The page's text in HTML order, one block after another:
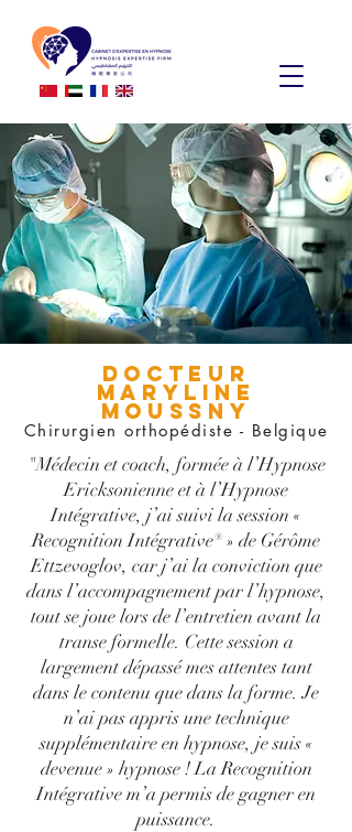
Docteur
MARYLINE
MOUSSNY
Chirurgien orthopédiste - Belgique
"Médecin et coach, formée à l’Hypnose
Ericksonienne et à l’Hypnose
Intégrative, j’ai suivi la session «
Recognition Intégrative® » de Gérôme
Ettzevoglov, car j’ai la conviction que
dans l’accompagnement par l’hypnose,
tout se joue lors de l’entretien avant la
transe formelle. Cette session a
largement dépassé mes attentes tant
dans le contenu que dans la forme. Je
n’ai pas appris une technique
supplémentaire en hypnose, je suis «
devenue » hypnose ! La Recognition
Intégrative m’a permis de gagner en
puissance.